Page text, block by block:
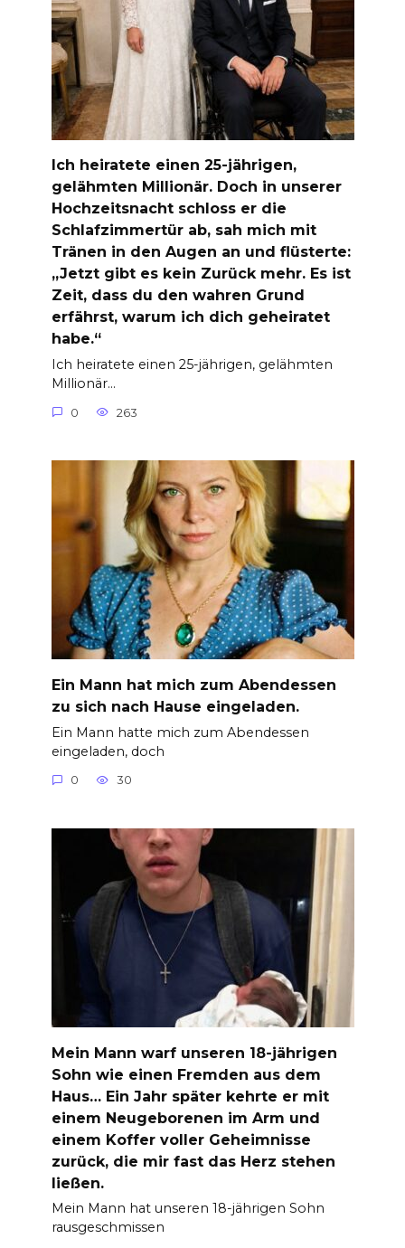
Ich heiratete einen 25-jährigen,
gelähmten Millionär. Doch in unserer
Hochzeitsnacht schloss er die
Schlafzimmertür ab, sah mich mit
Tränen in den Augen an und flüsterte:
„Jetzt gibt es kein Zurück mehr. Es ist
Zeit, dass du den wahren Grund
erfährst, warum ich dich geheiratet
habe.“
Ich heiratete einen 25-jährigen, gelähmten
Millionär…
0 263
Ein Mann hat mich zum Abendessen
zu sich nach Hause eingeladen.
Ein Mann hatte mich zum Abendessen
eingeladen, doch
0 30
Mein Mann warf unseren 18-jährigen
Sohn wie einen Fremden aus dem
Haus… Ein Jahr später kehrte er mit
einem Neugeborenen im Arm und
einem Koffer voller Geheimnisse
zurück, die mir fast das Herz stehen
ließen.
Mein Mann hat unseren 18-jährigen Sohn
rausgeschmissen